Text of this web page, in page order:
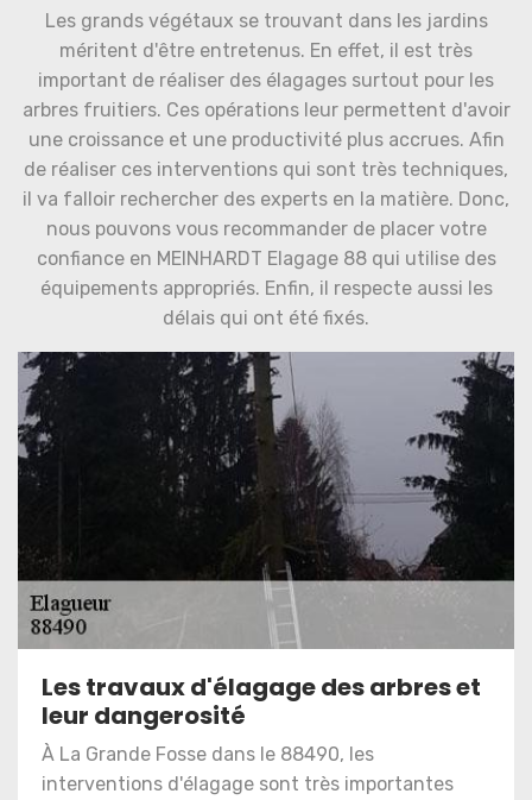
Les grands végétaux se trouvant dans les jardins
méritent d'être entretenus. En effet, il est très
important de réaliser des élagages surtout pour les
arbres fruitiers. Ces opérations leur permettent d'avoir
une croissance et une productivité plus accrues. Afin
de réaliser ces interventions qui sont très techniques,
il va falloir rechercher des experts en la matière. Donc,
nous pouvons vous recommander de placer votre
confiance en MEINHARDT Elagage 88 qui utilise des
équipements appropriés. Enfin, il respecte aussi les
délais qui ont été fixés.
Les travaux d'élagage des arbres et
leur dangerosité
À La Grande Fosse dans le 88490, les
interventions d'élagage sont très importantes